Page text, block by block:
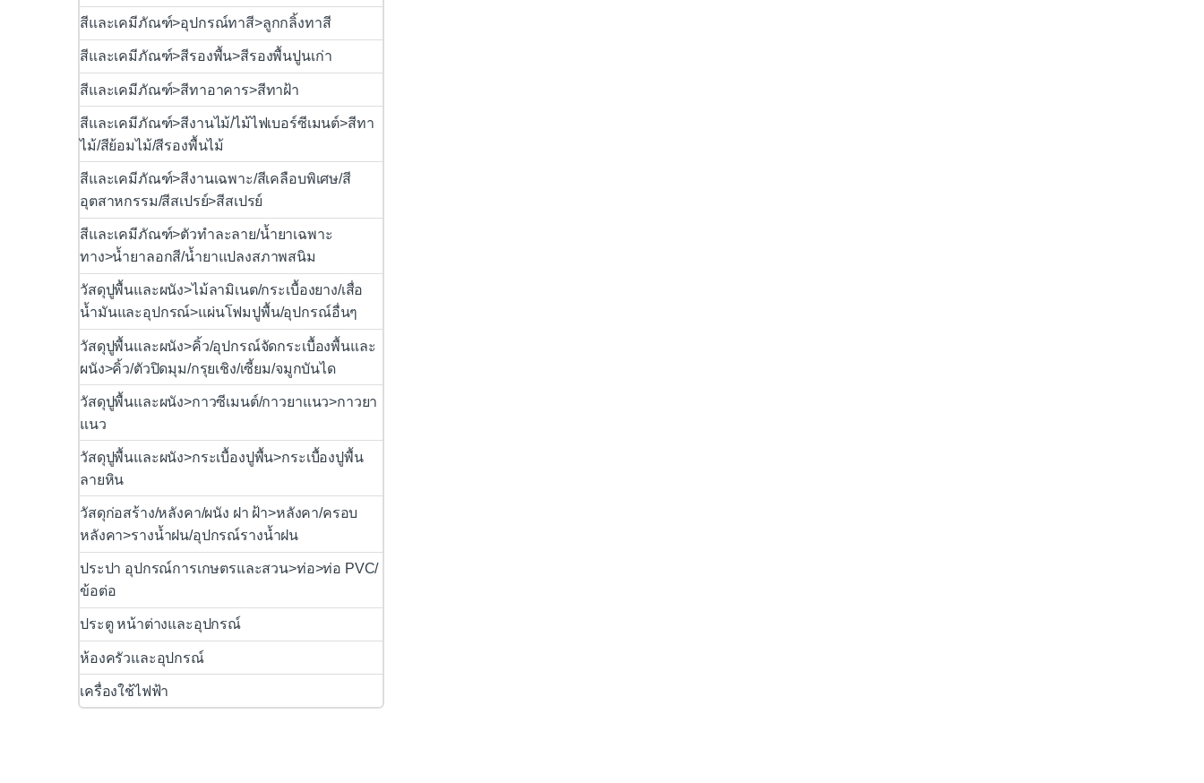
สีและเคมีภัณฑ์>อุปกรณ์ทาสี>ลูกกลิ้งทาสี
สีและเคมีภัณฑ์>สีรองพื้น>สีรองพื้นปูนเก่า
สีและเคมีภัณฑ์>สีทาอาคาร>สีทาฝ้า
สีและเคมีภัณฑ์>สีงานไม้/ไม้ไฟเบอร์ซีเมนต์>สีทา
ไม้/สีย้อมไม้/สีรองพื้นไม้
สีและเคมีภัณฑ์>สีงานเฉพาะ/สีเคลือบพิเศษ/สี
อุตสาหกรรม/สีสเปรย์>สีสเปรย์
สีและเคมีภัณฑ์>ตัวทำละลาย/น้ำยาเฉพาะ
ทาง>น้ำยาลอกสี/น้ำยาแปลงสภาพสนิม
วัสดุปูพื้นและผนัง>ไม้ลามิเนต/กระเบื้องยาง/เสื่อ
น้ำมันและอุปกรณ์>แผ่นโฟมปูพื้น/อุปกรณ์อื่นๆ
วัสดุปูพื้นและผนัง>คิ้ว/อุปกรณ์จัดกระเบื้องพื้นและ
ผนัง>คิ้ว/ตัวปิดมุม/กรุยเชิง/เซี้ยม/จมูกบันได
วัสดุปูพื้นและผนัง>กาวซีเมนต์/กาวยาแนว>กาวยา
แนว
วัสดุปูพื้นและผนัง>กระเบื้องปูพื้น>กระเบื้องปูพื้น
ลายหิน
วัสดุก่อสร้าง/หลังคา/ผนัง ฝา ฝ้า>หลังคา/ครอบ
หลังคา>รางน้ำฝน/อุปกรณ์รางน้ำฝน
ประปา อุปกรณ์การเกษตรและสวน>ท่อ>ท่อ PVC/
ข้อต่อ
ประตู หน้าต่างและอุปกรณ์
ห้องครัวและอุปกรณ์
เครื่องใช้ไฟฟ้า